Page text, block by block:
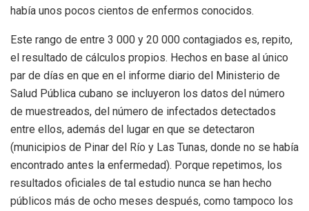
había unos pocos cientos de enfermos conocidos.
Este rango de entre 3 000 y 20 000 contagiados es, repito,
el resultado de cálculos propios. Hechos en base al único
par de días en que en el informe diario del Ministerio de
Salud Pública cubano se incluyeron los datos del número
de muestreados, del número de infectados detectados
entre ellos, además del lugar en que se detectaron
(municipios de Pinar del Río y Las Tunas, donde no se había
encontrado antes la enfermedad). Porque repetimos, los
resultados oficiales de tal estudio nunca se han hecho
públicos más de ocho meses después, como tampoco los